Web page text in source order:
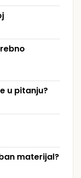
u pitanju?
materijal?